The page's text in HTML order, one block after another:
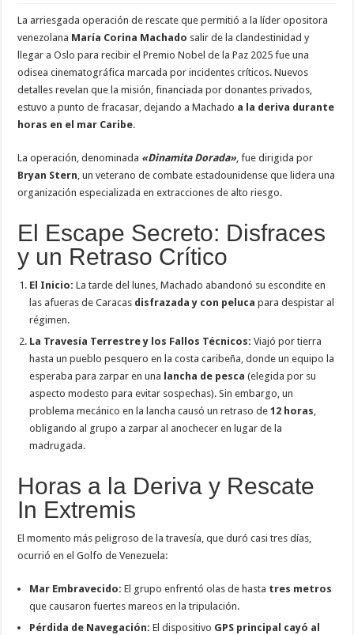
La arriesgada operación de rescate que permitió a la líder opositora
venezolana María Corina Machado salir de la clandestinidad y
llegar a Oslo para recibir el Premio Nobel de la Paz 2025 fue una
odisea cinematográfica marcada por incidentes críticos. Nuevos
detalles revelan que la misión, financiada por donantes privados,
estuvo a punto de fracasar, dejando a Machado a la deriva durante
horas en el mar Caribe.
La operación, denominada «Dinamita Dorada» , fue dirigida por
Bryan Stern , un veterano de combate estadounidense que lidera una
organización especializada en extracciones de alto riesgo.
El Escape Secreto: Disfraces
y un Retraso Crítico
El Inicio: La tarde del lunes, Machado abandonó su escondite en
las afueras de Caracas disfrazada y con peluca para despistar al
régimen.
La Travesía Terrestre y los Fallos Técnicos: Viajó por tierra
hasta un pueblo pesquero en la costa caribeña, donde un equipo la
esperaba para zarpar en una lancha de pesca (elegida por su
aspecto modesto para evitar sospechas). Sin embargo, un
problema mecánico en la lancha causó un retraso de12 horas
obligando al grupo a zarpar al anochecer en lugar de la
madrugada.
Horas a la Deriva y Rescate
In Extremis
El momento más peligroso de la travesía, que duró casi tres días,
ocurrió en el Golfo de Venezuela:
Mar Embravecido: El grupo enfrentó olas de hasta tres metros
que causaron fuertes mareos en la tripulación.
Pérdida de Navegación: El dispositivo GPS principal cayó al